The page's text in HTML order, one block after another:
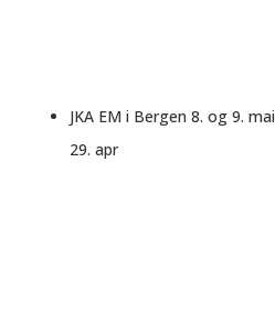
JKA EM i Bergen 8. og 9. mai
29. apr